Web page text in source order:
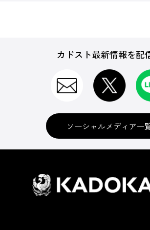
カドスト最新情報を配
ソーシャルメディア一